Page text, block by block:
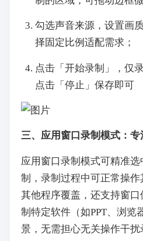
勾选声音来源，设置画
择固定比例适配需求；
点击「开始录制」，仅
点击「停止」保存即可
三、应用窗口录制模式：
应用窗口录制模式可精准
制，录制过程中可正常操
其他程序覆盖，还支持窗
制特定软件（如PPT、浏览
景，无需担心无关操作干扰